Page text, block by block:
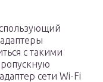
с такими
сети Wi-Fi